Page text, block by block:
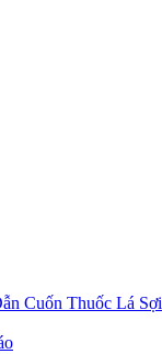
Cuốn Thuốc Lá Sợi